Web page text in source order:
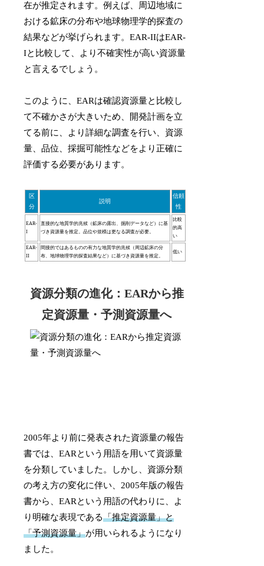
在が推定されます。例えば、周辺地域に
おける鉱床の分布や地球物理学的探査の
結果などが挙げられます。EAR-IIはEAR-
Iと比較して、より不確実性が高い資源量
と言えるでしょう。
このように、EARは確認資源量と比較し
て不確かさが大きいため、開発計画を立
てる前に、より詳細な調査を行い、資源
量、品位、採掘可能性などをより正確に
評価する必要があります。
区
分
説明
信頼
性
EAR-
I
直接的な地質学的兆候 （鉱床の露出、掘削データなど）に基
づき資源量を推定。品位や規模は更なる調査が必要。
比較
的高
い
EAR-
II
間接的ではあるものの有力な地質学的兆候 （周辺鉱床の分
布、地球物理学的探査結果など）に基づき資源量を推定。
低い
資源分類の進化：EARから推
定資源量・予測資源量へ
2005年より前に発表された資源量の報告
書では、EARという用語を用いて資源量
を分類していました。しかし、資源分類
の考え方の変化に伴い、2005年版の報告
書から、EARという用語の代わりに、よ
り明確な表現である「推定資源量」と
「予測資源量」が用いられるようになり
ました。